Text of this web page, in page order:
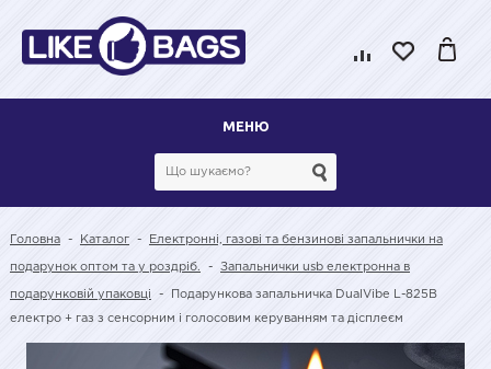
МЕНЮ
Головна - Каталог - Електронні, газові та бензинові запальнички на
подарунок оптом та у роздріб. - Запальнички usb електронна в
подарунковій упаковці - Подарункова запальничка DualVibe L-825B
електро + газ з сенсорним і голосовим керуванням та дісплеєм